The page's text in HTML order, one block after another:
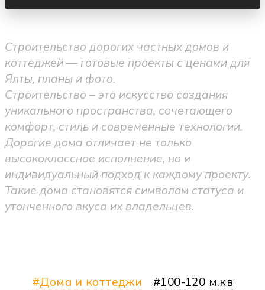
Строительство дорогих частных домов и
коттеджей — готовые проекты с ценами для
Ялты, планы и фото.
Строительство – это искусство создания
уникального пространства, сочетающего
комфорт, стиль и современные технологии.
Дорогие дома отличает не только
высококлассное исполнение, но и
индивидуальный подход к каждому проекту.
Такие дома становятся символом статуса и
утонченного вкуса их владельцев.
Дома и коттеджи
100-120 м.кв